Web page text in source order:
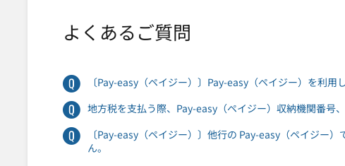
よくあるご質問
〔Pay-easy（ペイジー）〕Pay-easy（ペイジー）を利用
地方税を支払う際、Pay-easy（ペイジー）収納機関番号
〔Pay-easy（ペイジー）〕他行の Pay-easy（ペイジー
ん。